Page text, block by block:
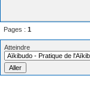
Pages : 1
Atteindre